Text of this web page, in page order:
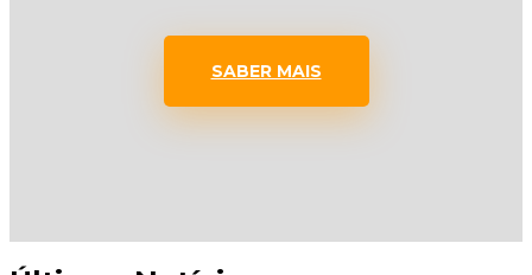
SABER MAIS